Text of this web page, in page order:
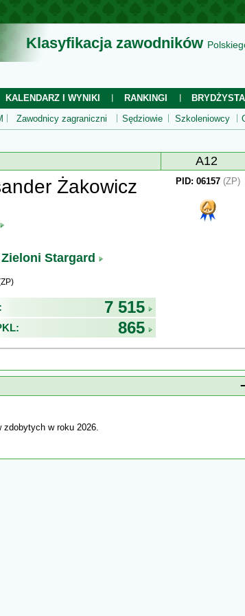
Klasyfikacja zawodników
KALENDARZ I WYNIKI RANKINGI
Zawodnicy zagraniczni Sędziowie Szkoleniowcy
A12
Żakowicz
Stargard
7 515
865
PID: 06157 (ZP)
zdobytych w roku 2026.